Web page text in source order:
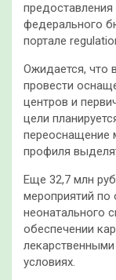
федерального
портале
Ожидается, что
провести
центров и
цели
переоснащение
профиля
Еще 32,7 млн
мероприятий по
неонатального
обеспечении
условиях.